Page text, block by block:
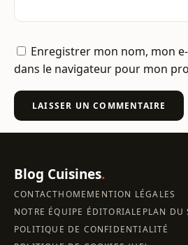
Enregistrer mon nom, mon
dans le navigateur pour mon
Blog Cuisines.
CONTACTHOMEMENTION LÉGALES
NOTRE ÉQUIPE ÉDITORIALE PLAN DU
POLITIQUE DE CONFIDENTIALITÉ